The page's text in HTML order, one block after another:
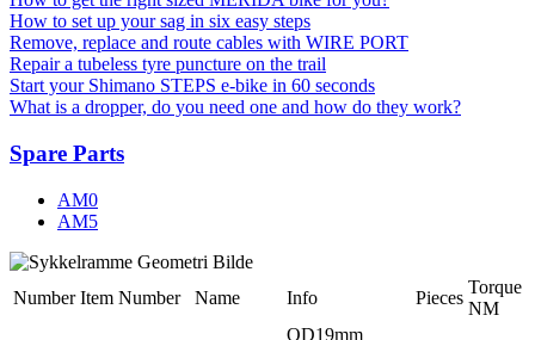
How to set up your sag in six easy steps
Remove, replace and route cables with WIRE PORT
Repair a tubeless tyre puncture on the trail
Start your Shimano STEPS e-bike in 60 seconds
What is a dropper, do you need one and how do they work?
Spare Parts
AM0
AM5
Number Item Number Name Info Pieces
Torque
NM
OD19mm